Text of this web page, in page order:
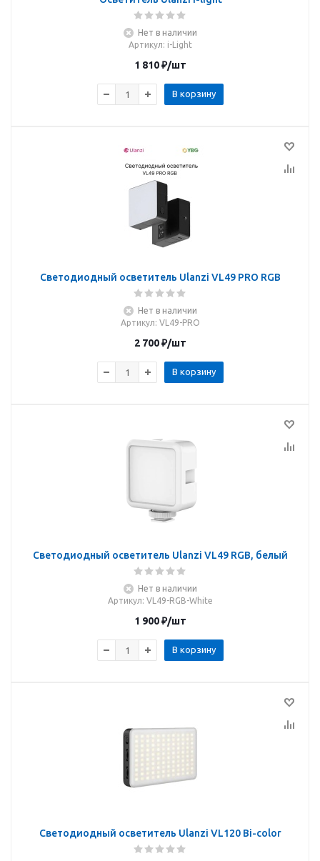
Нет в наличии
Артикул: i-Light
1 810₽/шт
В корзину
Светодиодный осветитель Ulanzi VL49 PRO RGB
Нет в наличии
Артикул: VL49-PRO
2 700₽/шт
В корзину
Светодиодный осветитель Ulanzi VL49 RGB, белый
Нет в наличии
Артикул: VL49-RGB-White
1 900₽/шт
В корзину
Светодиодный осветитель Ulanzi VL120 Bi-color